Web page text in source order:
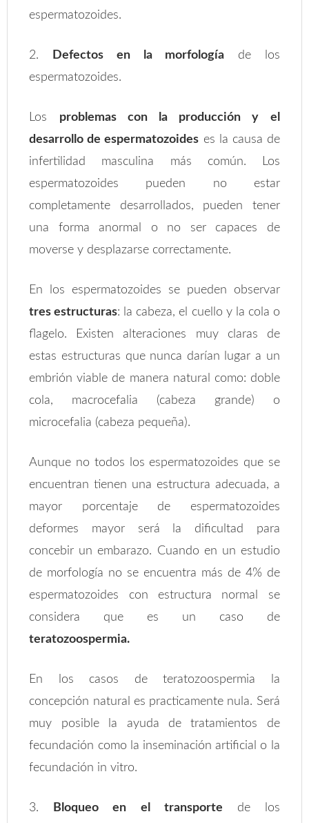
espermatozoides.
2. Defectos en la morfología de los
espermatozoides.
Los problemas con la producción y el
desarrollo de espermatozoides es la causa de
infertilidad masculina más común. Los
espermatozoides pueden no estar
completamente desarrollados, pueden tener
una forma anormal o no ser capaces de
moverse y desplazarse correctamente.
En los espermatozoides se pueden observar
tres estructuras: la cabeza, el cuello y la cola o
flagelo. Existen alteraciones muy claras de
estas estructuras que nunca darían lugar a un
embrión viable de manera natural como: doble
cola, macrocefalia (cabeza grande) o
microcefalia (cabeza pequeña).
Aunque no todos los espermatozoides que se
encuentran tienen una estructura adecuada, a
mayor porcentaje de espermatozoides
deformes mayor será la dificultad para
concebir un embarazo. Cuando en un estudio
de morfología no se encuentra más de 4% de
espermatozoides con estructura normal se
considera que es un caso de
teratozoospermia.
En los casos de teratozoospermia la
concepción natural es practicamente nula. Será
muy posible la ayuda de tratamientos de
fecundación como la inseminación artificial o la
fecundación in vitro.
3. Bloqueo en el transporte de los